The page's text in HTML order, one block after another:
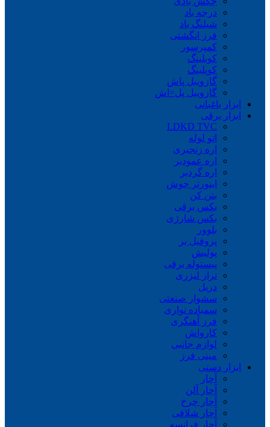
درجه باد
شیلنگ باد
فرز انگشتی
کمپرسور
کوبلینگ
کوپلینگ
گازوییل پاش
گازوییل پل=اش
ابزار باغبانی
ابزار برقی
LDKD TVC
اتو لوله
اره زنجیری
اره عمودبر
اره گردبر
اینورتر جوش
بتن کن
بکس برقی
بکس شارژی
بلوور
پروفیل بر
پولیش
پیستوله برقی
تراز لیزری
دریل
سشوار صنعتی
سمباده نواری
فرز آهنگری
کارواش
لوازم جانبی
مینی فرز
ابزار دستی
آچار
آچار آلن
آچار چرخ
آچار شلاقی
آچار فرانسه